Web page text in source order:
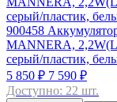
900458
MANNERA,
серый/пластик,
5 850 ₽ 7 590 ₽
Доступно: 22 шт.